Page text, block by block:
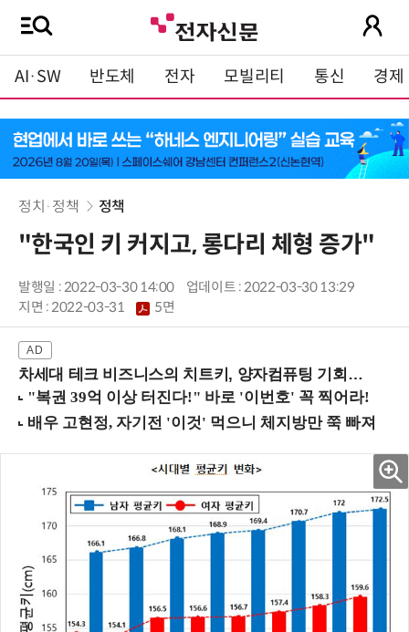
AI·SW 반도체 전자 모빌리티 통신 경제
정치·정책 정책
"한국인 키 커지고, 롱다리 체형 증가"
발행일 : 2022-03-30 14:00
업데이트 : 2022-03-30 13:29
지면 :2022-03-31 5면
차세대 테크 비즈니스의 치트키, 양자컴퓨팅 기회를 선점하라! (8/28 강남역)